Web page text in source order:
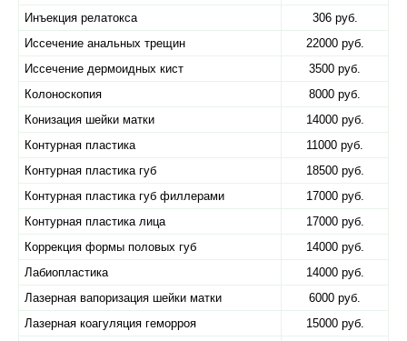
Инъекция релатокса
306 руб.
Иссечение анальных трещин
22000 руб.
Иссечение дермоидных кист
3500 руб.
Колоноскопия
8000 руб.
Конизация шейки матки
14000 руб.
Контурная пластика
11000 руб.
Контурная пластика губ
18500 руб.
Контурная пластика губ филлерами
17000 руб.
Контурная пластика лица
17000 руб.
Коррекция формы половых губ
14000 руб.
Лабиопластика
14000 руб.
Лазерная вапоризация шейки матки
6000 руб.
Лазерная коагуляция геморроя
15000 руб.